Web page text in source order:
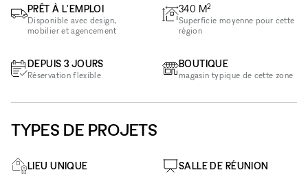
PRÊT À L'EMPLOI
Disponible avec design,
mobilier et agencement
DEPUIS 3 JOURS
Réservation flexible
340 M2
Superficie moyenne pour cette
région
BOUTIQUE
magasin typique de cette zone
TYPES DE PROJETS
LIEU UNIQUE SALLE DE RÉUNION